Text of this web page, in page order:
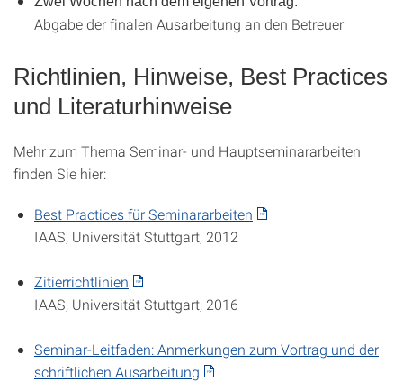
Abgabe der finalen Ausarbeitung an den Betreuer
Richtlinien, Hinweise, Best Practices
und Literaturhinweise
Mehr zum Thema Seminar- und Hauptseminararbeiten
finden Sie hier:
Best Practices für Seminararbeiten
IAAS, Universität Stuttgart, 2012
Zitierrichtlinien
IAAS, Universität Stuttgart, 2016
Seminar-Leitfaden: Anmerkungen zum Vortrag und der
schriftlichen Ausarbeitung